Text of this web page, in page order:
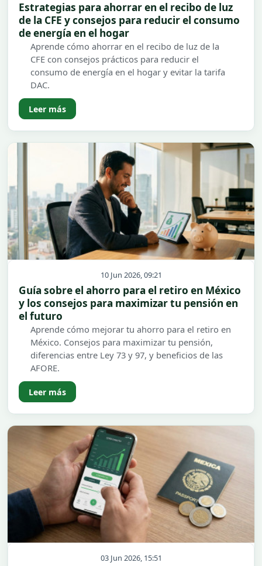
Estrategias para ahorrar en el recibo de luz
de la CFE y consejos para reducir el consumo
de energía en el hogar
Aprende cómo ahorrar en el recibo de luz de la
CFE con consejos prácticos para reducir el
consumo de energía en el hogar y evitar la tarifa
DAC.
Leer más
10 Jun 2026, 09:21
Guía sobre el ahorro para el retiro en México
y los consejos para maximizar tu pensión en
el futuro
Aprende cómo mejorar tu ahorro para el retiro en
México. Consejos para maximizar tu pensión,
diferencias entre Ley 73 y 97, y beneficios de las
AFORE.
Leer más
03 Jun 2026, 15:51